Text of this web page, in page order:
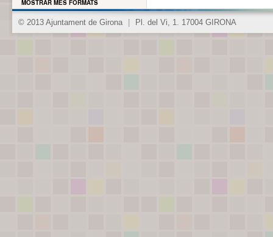
MOSTRAR MÉS FORMATS
© 2013 Ajuntament de Girona Pl. del Vi, 1. 17004 GIRONA